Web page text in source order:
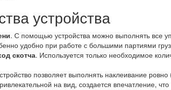
устройства
. С помощью устройства можно выполнять все
удобно при работе с большими партиями
скотча. Используется только необходимое
позволяет выполнять наклеивание
на вид, создается впечатление,